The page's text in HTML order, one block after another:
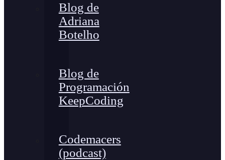
Blog de
Adriana
Botelho
Blog de
Programación
KeepCoding
Codemacers
(podcast)